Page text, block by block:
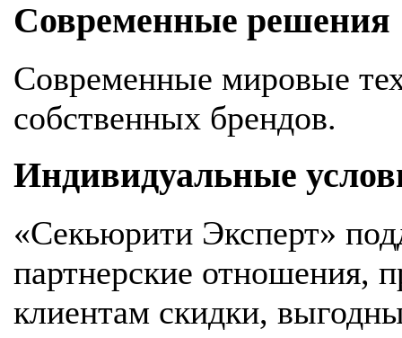
Современные решения
Современные мировые
собственных брендов.
Индивидуальные
«Секьюрити Эксперт»
партнерские отношения,
клиентам скидки,